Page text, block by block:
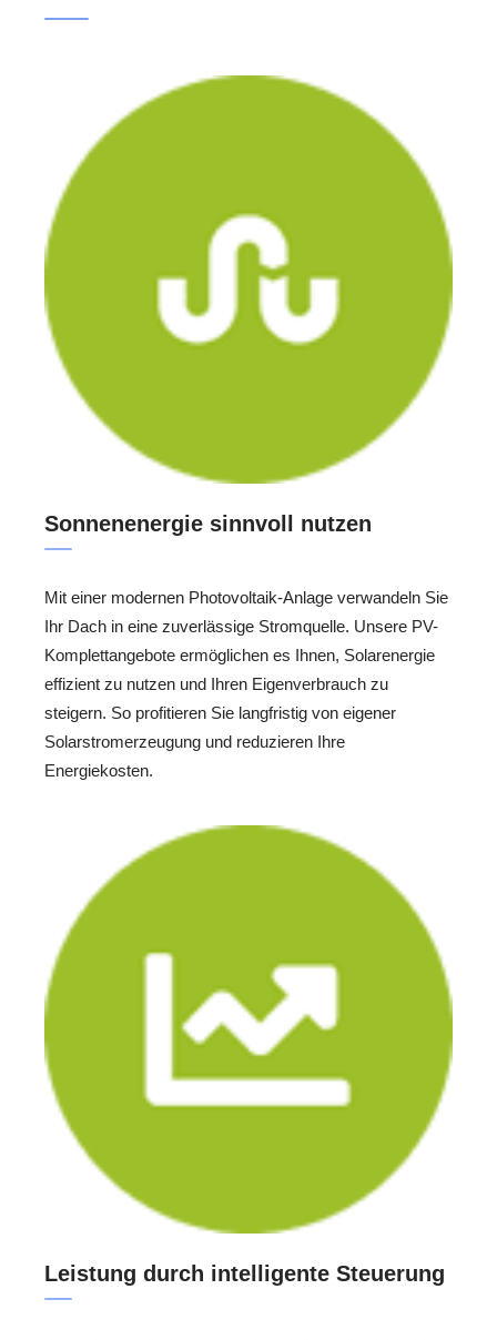
Sonnenenergie sinnvoll nutzen
Mit einer modernen Photovoltaik-Anlage verwandeln Sie
Ihr Dach in eine zuverlässige Stromquelle. Unsere PV-
Komplettangebote ermöglichen es Ihnen, Solarenergie
effizient zu nutzen und Ihren Eigenverbrauch zu
steigern. So profitieren Sie langfristig von eigener
Solarstromerzeugung und reduzieren Ihre
Energiekosten.
Leistung durch intelligente Steuerung